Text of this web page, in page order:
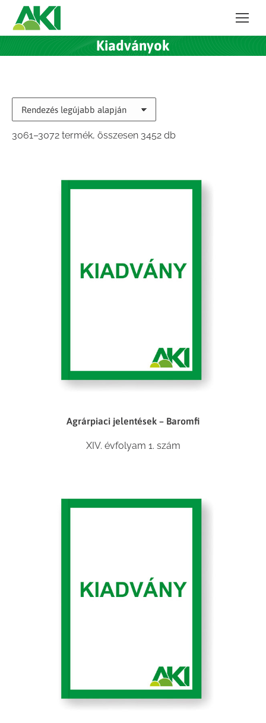
Kiadványok
3061–3072 termék, összesen 3452 dbSorted
Agrárpiaci jelentések – Baromfi
XIV. évfolyam 1. szám